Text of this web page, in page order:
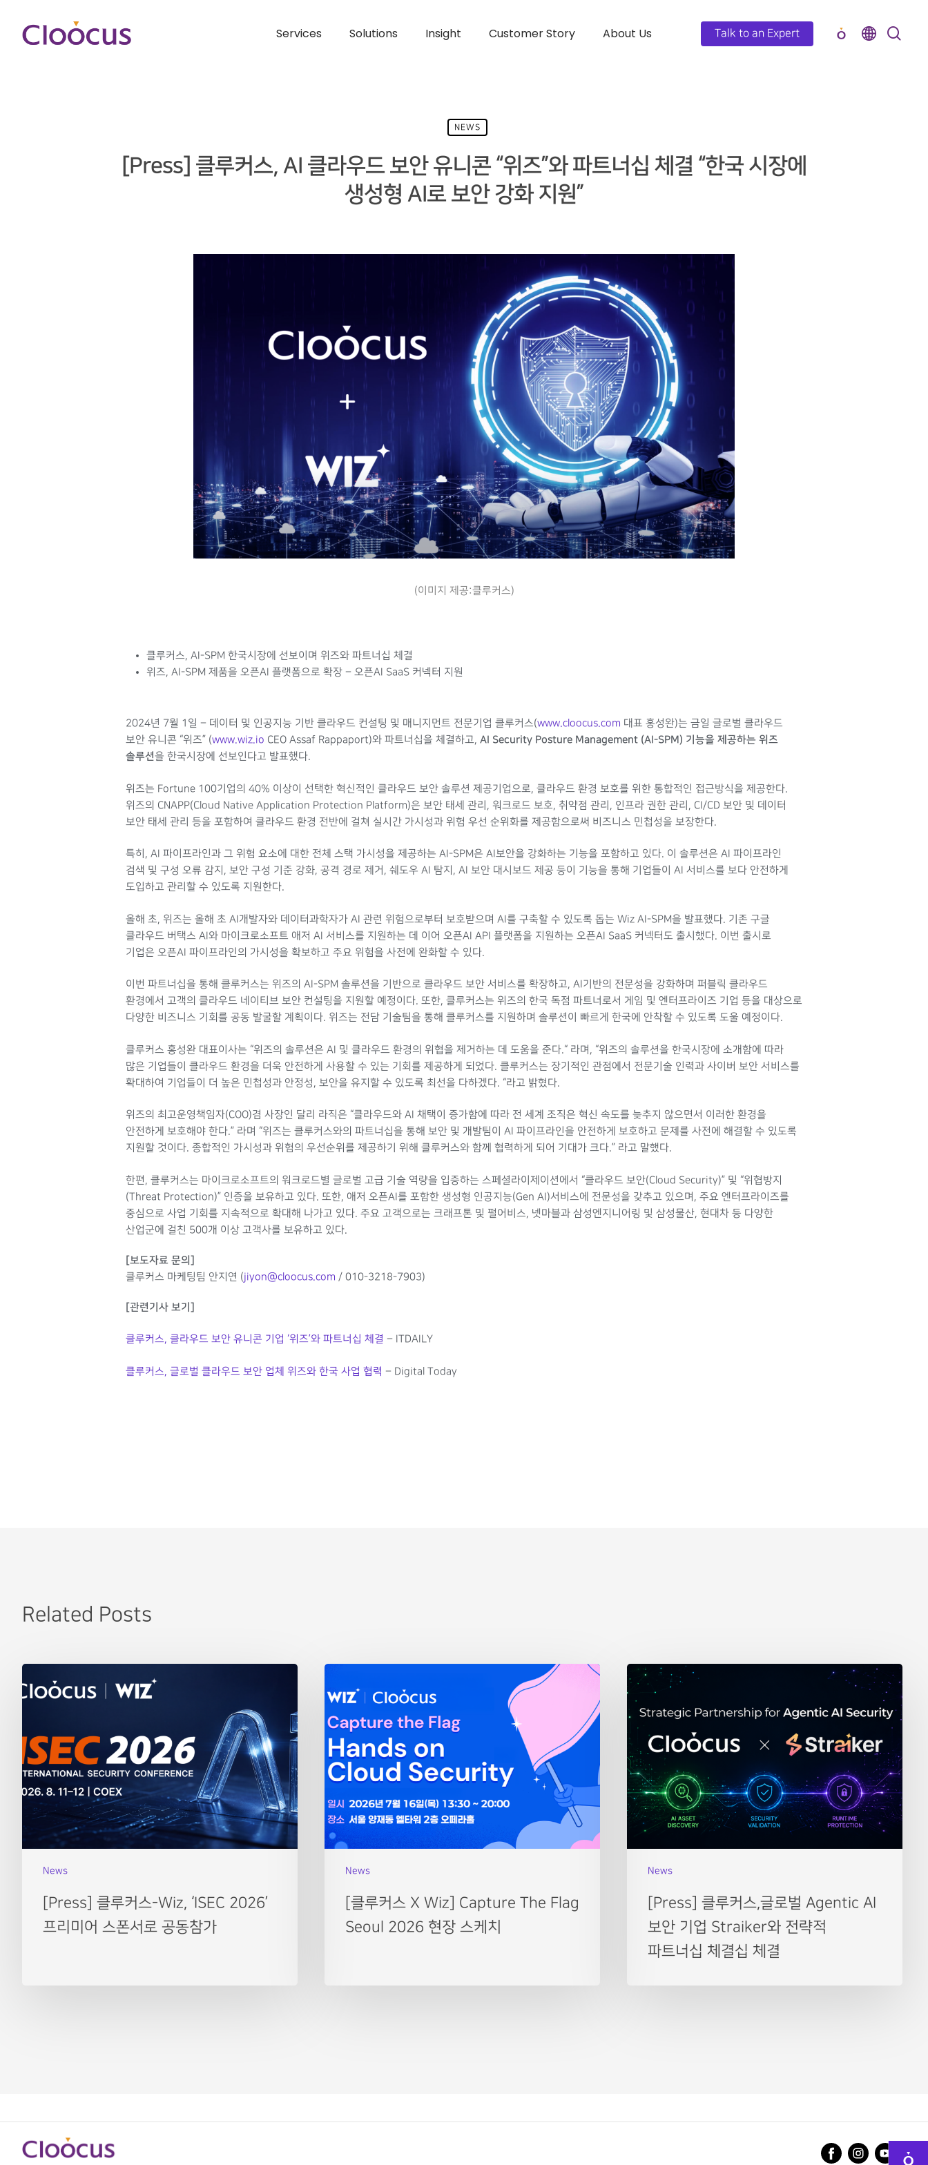
Services Solutions Insight Customer Story About Us Talk to an Expert
NEWS
[Press] 클루커스, AI 클라우드 보안 유니콘 “위즈”와 파트너십 체결 “한국 시장에
생성형 AI로 보안 강화 지원”
(이미지 제공:클루커스)
클루커스, AI-SPM 한국시장에 선보이며 위즈와 파트너십 체결
위즈, AI-SPM 제품을 오픈AI 플랫폼으로 확장 – 오픈AI SaaS 커넥터 지원
2024년 7월 1일 – 데이터 및 인공지능 기반 클라우드 컨설팅 및 매니지먼트 전문기업 클루커스(www.cloocus.com 대표 홍성완)는 금일 글로벌 클라우드
보안 유니콘 “위즈” (www.wiz.io CEO Assaf Rappaport)와 파트너십을 체결하고, AI Security Posture Management (AI-SPM) 기능을 제공하는 위즈
솔루션을 한국시장에 선보인다고 발표했다.
위즈는 Fortune 100기업의 40% 이상이 선택한 혁신적인 클라우드 보안 솔루션 제공기업으로, 클라우드 환경 보호를 위한 통합적인 접근방식을 제공한다.
위즈의 CNAPP(Cloud Native Application Protection Platform)은 보안 태세 관리, 워크로드 보호, 취약점 관리, 인프라 권한 관리, CI/CD 보안 및 데이터
보안 태세 관리 등을 포함하여 클라우드 환경 전반에 걸쳐 실시간 가시성과 위험 우선 순위화를 제공함으로써 비즈니스 민첩성을 보장한다.
특히, AI 파이프라인과 그 위험 요소에 대한 전체 스택 가시성을 제공하는 AI-SPM은 AI보안을 강화하는 기능을 포함하고 있다. 이 솔루션은 AI 파이프라인
검색 및 구성 오류 감지, 보안 구성 기준 강화, 공격 경로 제거, 쉐도우 AI 탐지, AI 보안 대시보드 제공 등이 기능을 통해 기업들이 AI 서비스를 보다 안전하게
도입하고 관리할 수 있도록 지원한다.
올해 초, 위즈는 올해 초 AI개발자와 데이터과학자가 AI 관련 위험으로부터 보호받으며 AI를 구축할 수 있도록 돕는 Wiz AI-SPM을 발표했다. 기존 구글
클라우드 버택스 AI와 마이크로소프트 애저 AI 서비스를 지원하는 데 이어 오픈AI API 플랫폼을 지원하는 오픈AI SaaS 커넥터도 출시했다. 이번 출시로
기업은 오픈AI 파이프라인의 가시성을 확보하고 주요 위험을 사전에 완화할 수 있다.
이번 파트너십을 통해 클루커스는 위즈의 AI-SPM 솔루션을 기반으로 클라우드 보안 서비스를 확장하고, AI기반의 전문성을 강화하며 퍼블릭 클라우드
환경에서 고객의 클라우드 네이티브 보안 컨설팅을 지원할 예정이다. 또한, 클루커스는 위즈의 한국 독점 파트너로서 게임 및 엔터프라이즈 기업 등을 대상으로
다양한 비즈니스 기회를 공동 발굴할 계획이다. 위즈는 전담 기술팀을 통해 클루커스를 지원하며 솔루션이 빠르게 한국에 안착할 수 있도록 도울 예정이다.
클루커스 홍성완 대표이사는 “위즈의 솔루션은 AI 및 클라우드 환경의 위협을 제거하는 데 도움을 준다.“ 라며, “위즈의 솔루션을 한국시장에 소개함에 따라
많은 기업들이 클라우드 환경을 더욱 안전하게 사용할 수 있는 기회를 제공하게 되었다. 클루커스는 장기적인 관점에서 전문기술 인력과 사이버 보안 서비스를
확대하여 기업들이 더 높은 민첩성과 안정성, 보안을 유지할 수 있도록 최선을 다하겠다. “라고 밝혔다.
위즈의 최고운영책임자(COO)겸 사장인 달리 라직은 “클라우드와 AI 채택이 증가함에 따라 전 세계 조직은 혁신 속도를 늦추지 않으면서 이러한 환경을
안전하게 보호해야 한다.” 라며 “위즈는 클루커스와의 파트너십을 통해 보안 및 개발팀이 AI 파이프라인을 안전하게 보호하고 문제를 사전에 해결할 수 있도록
지원할 것이다. 종합적인 가시성과 위험의 우선순위를 제공하기 위해 클루커스와 함께 협력하게 되어 기대가 크다.” 라고 말했다.
한편, 클루커스는 마이크로소프트의 워크로드별 글로벌 고급 기술 역량을 입증하는 스페셜라이제이션에서 “클라우드 보안(Cloud Security)” 및 “위협방지
(Threat Protection)” 인증을 보유하고 있다. 또한, 애저 오픈AI를 포함한 생성형 인공지능(Gen AI)서비스에 전문성을 갖추고 있으며, 주요 엔터프라이즈를
중심으로 사업 기회를 지속적으로 확대해 나가고 있다. 주요 고객으로는 크래프톤 및 펄어비스, 넷마블과 삼성엔지니어링 및 삼성물산, 현대차 등 다양한
산업군에 걸친 500개 이상 고객사를 보유하고 있다.
[보도자료 문의]
클루커스 마케팅팀 안지연 (jiyon@cloocus.com / 010-3218-7903)
[관련기사 보기]
클루커스, 클라우드 보안 유니콘 기업 ‘위즈’와 파트너십 체결 – ITDAILY
클루커스, 글로벌 클라우드 보안 업체 위즈와 한국 사업 협력 – Digital Today
Related Posts
News
[Press] 클루커스-Wiz, ‘ISEC 2026’
프리미어 스폰서로 공동참가
News
[클루커스 X Wiz] Capture The Flag
Seoul 2026 현장 스케치
News
[Press] 클루커스,글로벌 Agentic AI
보안 기업 Straiker와 전략적
파트너십 체결십 체결